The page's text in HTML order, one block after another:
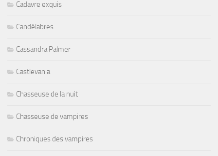
Cadavre exquis
Candélabres
Cassandra Palmer
Castlevania
Chasseuse de la nuit
Chasseuse de vampires
Chroniques des vampires